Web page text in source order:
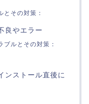
とその対策：
良やエラー
ブルとその対策：
ンストール直後に